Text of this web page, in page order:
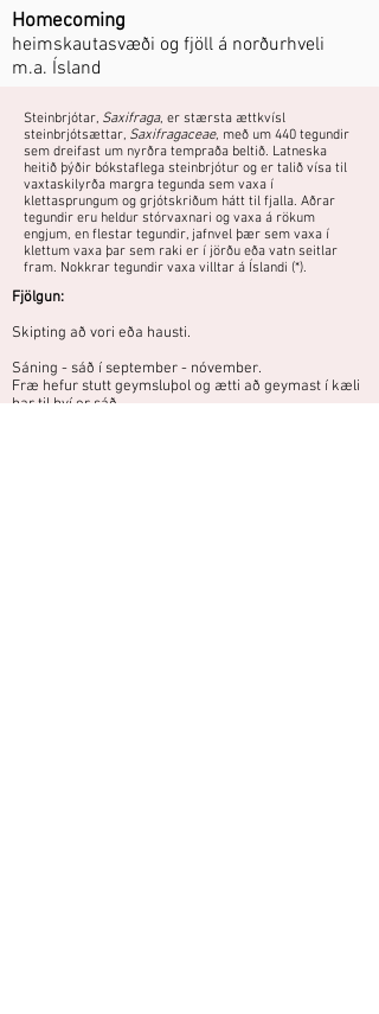
Homecoming
heimskautasvæði og fjöll á norðurhveli
m.a. Ísland
Steinbrjótar, Saxifraga, er stærsta ættkvísl
steinbrjótsættar, Saxifragaceae, með um 440 tegundir
sem dreifast um nyrðra tempraða beltið. Latneska
heitið þýðir bókstaflega steinbrjótur og er talið vísa til
vaxtaskilyrða margra tegunda sem vaxa í
klettasprungum og grjótskriðum hátt til fjalla. Aðrar
tegundir eru heldur stórvaxnari og vaxa á rökum
engjum, en flestar tegundir, jafnvel þær sem vaxa í
klettum vaxa þar sem raki er í jörðu eða vatn seitlar
fram. Nokkrar tegundir vaxa villtar á Íslandi (*).
Fjölgun:
Skipting að vori eða hausti.
Sáning - sáð í september - nóvember.
Fræ hefur stutt geymsluþol og ætti að geymast í kæli
þar til því er sáð.